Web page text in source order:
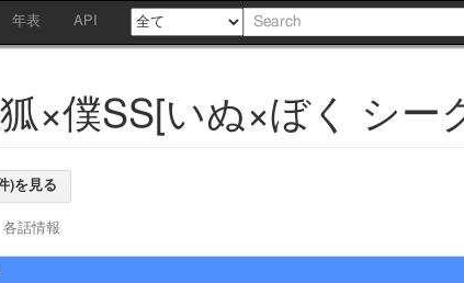
年表 API
×僕SS[いぬ×ぼく シー
)を見る
各話情報